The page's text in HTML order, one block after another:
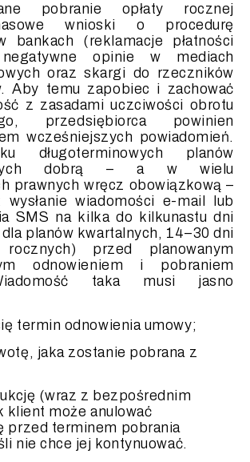
pobranie opłaty rocznej
wnioski o procedurę
bankach (reklamacje płatności
negatywne opinie w mediach
oraz skargi do rzeczników
Aby temu zapobiec i zachować
z zasadami uczciwości obrotu
przedsiębiorca powinien
wcześniejszych powiadomień.
długoterminowych planów
dobrą – a w wielu
prawnych wręcz obowiązkową –
wiadomości e-mail lub
SMS na kilka do kilkunastu dni
planów kwartalnych, 14–30 dni
przed planowanym
odnowieniem i pobraniem
taka musi jasno
termin odnowienia umowy;
jaka zostanie pobrana z
(wraz z bezpośrednim
klient może anulować
przed terminem pobrania
nie chce jej kontynuować.